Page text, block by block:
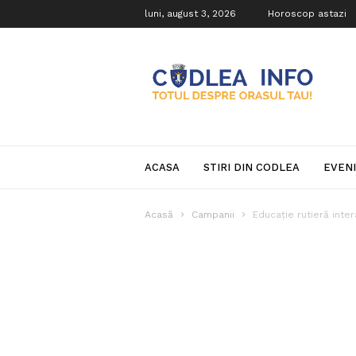
luni, august 3, 2026 Horoscop astazi
Info
ACASA STIRI DIN CODLEA
Acasă Campanii Educație rutieră